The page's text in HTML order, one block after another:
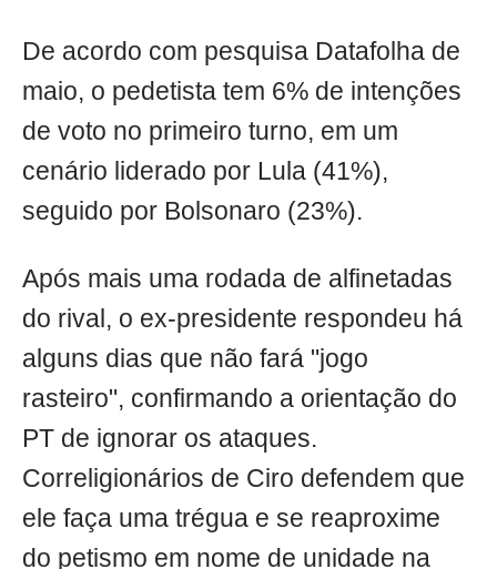
De acordo com pesquisa Datafolha de
maio, o pedetista tem 6% de intenções
de voto no primeiro turno, em um
cenário liderado por Lula (41%),
seguido por Bolsonaro (23%).
Após mais uma rodada de alfinetadas
do rival, o ex-presidente respondeu há
alguns dias que não fará "jogo
rasteiro", confirmando a orientação do
PT de ignorar os ataques.
Correligionários de Ciro defendem que
ele faça uma trégua e se reaproxime
do petismo em nome de unidade na